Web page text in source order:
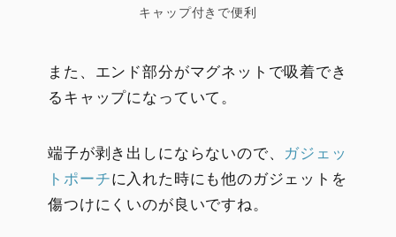
キャップ付きで便利
また、エンド部分がマグネットで吸着でき
るキャップになっていて。
端子が剥き出しにならないので、 ガジェッ
トポーチに入れた時にも他のガジェットを
傷つけにくいのが良いですね。